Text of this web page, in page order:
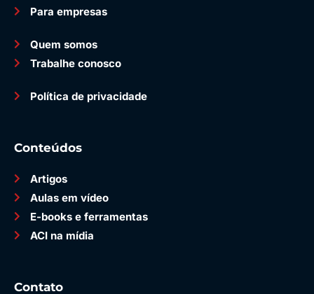
Para empresas
Quem somos
Trabalhe conosco
Política de privacidade
Conteúdos
Artigos
Aulas em vídeo
E-books e ferramentas
ACI na mídia
Contato